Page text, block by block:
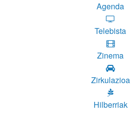
Agenda
Telebista
Zinema
Zirkulazioa
Hilberriak